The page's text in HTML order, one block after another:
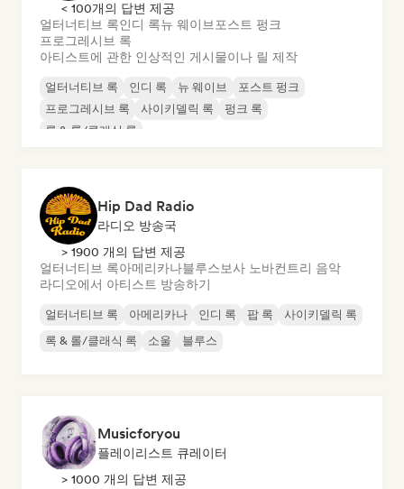
< 100개의 답변 제공
얼터너티브 록인디 록뉴 웨이브 포스트 펑크
프로그레시브 록
아티스트에 관한 인상적인 게시물이나 릴 제작
얼터너티브 록 인디 록 뉴 웨이브
포스트 펑크
프로그레시브 록
사이키델릭 록
펑크 록
록 & 롤/클래식 록
Hip Dad Radio
라디오 방송국
> 1900 개의 답변 제공
얼터너티브 록아메리카나블루스보사 노바컨트리 음악
라디오에서 아티스트 방송하기
얼터너티브 록 아메리카나 인디 록 팝 록
사이키델릭 록
록 & 롤/클래식 록
소울 블루스
Musicforyou
플레이리스트 큐레이터
> 1000 개의 답변 제공